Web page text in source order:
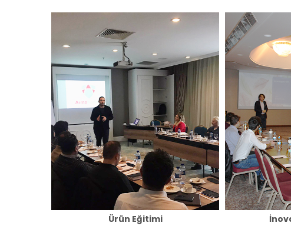
Ürün Eğitimi